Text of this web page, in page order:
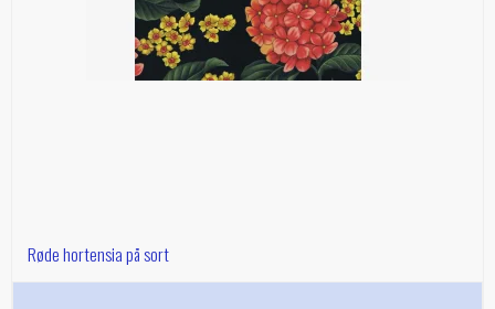
Røde hortensia på sort